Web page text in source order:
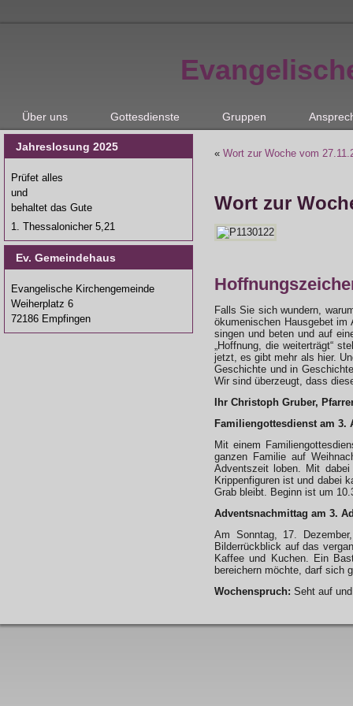
Über uns Gottesdienste Gruppen
Jahreslosung 2025
Prüfet alles
und
behaltet das Gute
1. Thessalonicher 5,21
Ev. Gemeindehaus
Evangelische Kirchengemeinde
Weiherplatz 6
72186 Empfingen
« Wort zur Woche vom
Wort zur
Falls Sie sich wundern,
ökumenischen Hausgebet
singen und beten und auf
„Hoffnung, die weiterträgt“
jetzt, es gibt mehr als hier.
Geschichte und in
Wir sind überzeugt, dass
Ihr Christoph Gruber,
Familiengottesdienst am 3.
Mit einem
ganzen Familie auf
Adventszeit loben. Mit
Krippenfiguren ist und dabei
Grab bleibt. Beginn ist um
Adventsnachmittag am 3.
Am Sonntag, 17.
Bilderrückblick auf das
Kaffee und Kuchen. Ein
bereichern möchte, darf sich
Wochenspruch: Seht auf